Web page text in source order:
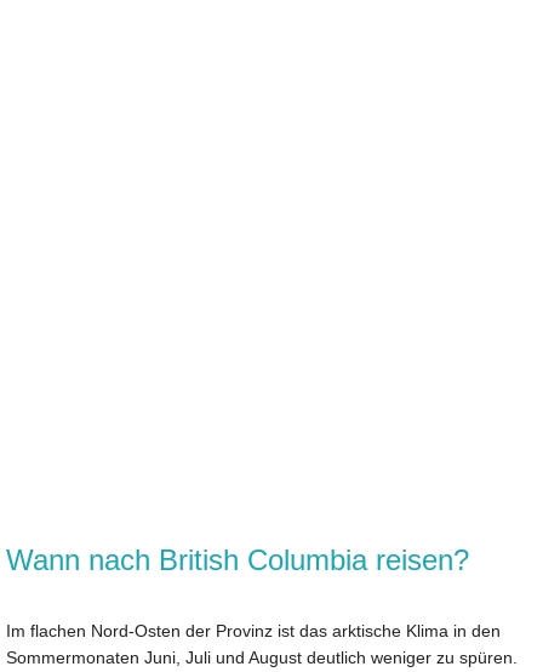
Wann nach British Columbia reisen?
Im flachen Nord-Osten der Provinz ist das arktische Klima in den
Sommermonaten Juni, Juli und August deutlich weniger zu spüren.